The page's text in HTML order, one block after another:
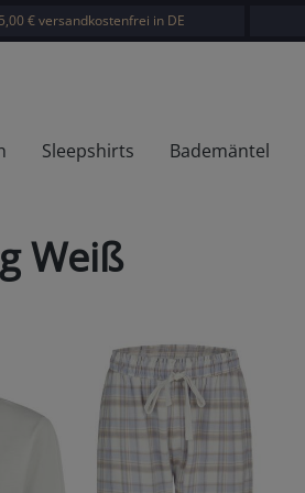
€ versandkostenfrei in DE
Sleepshirts Bademäntel
Weiß